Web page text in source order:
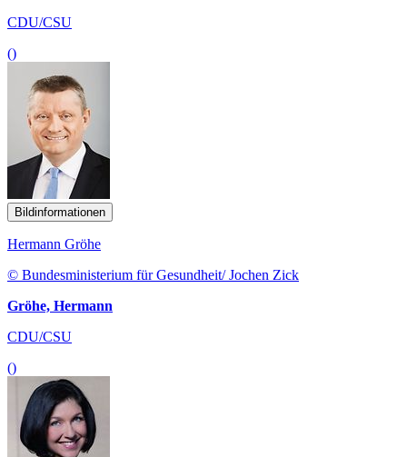
CDU/CSU
()
Bildinformationen
Hermann Gröhe
© Bundesministerium für Gesundheit/ Jochen Zick
Gröhe, Hermann
CDU/CSU
()